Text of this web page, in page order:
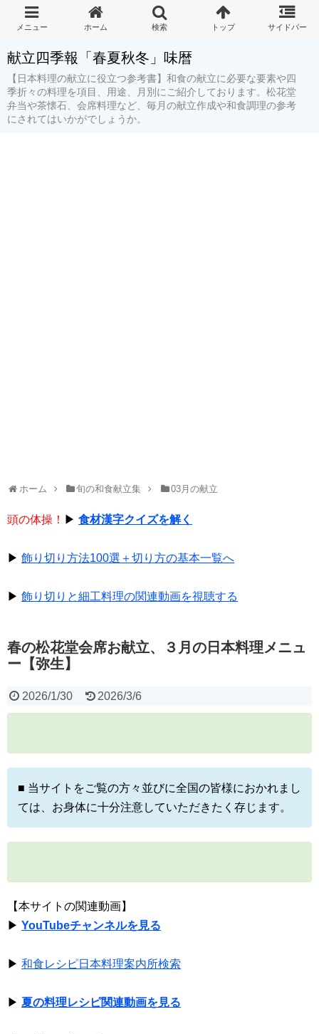
献立四季報「春夏秋冬」味暦
【日本料理の献立に役立つ参考書】和食の献立に必要な要素や四
季折々の料理を項目、用途、月別にご紹介しております。松花堂
弁当や茶懐石、会席料理など、毎月の献立作成や和食調理の参考
にされてはいかがでしょうか。
ホーム 旬の和食献立集 03月の献立
頭の体操！ ▶ 食材漢字クイズを解く
▶ 飾り切り方法100選＋切り方の基本一覧へ
▶ 飾り切りと細工料理の関連動画を視聴する
春の松花堂会席お献立、３月の日本料理メニュ
ー【弥生】
2026/1/30 2026/3/6
■ 当サイトをご覧の方々並びに全国の皆様におかれまし
ては、お身体に十分注意していただきたく存じます。
【本サイトの関連動画】
▶ YouTubeチャンネルを見る
▶ 和食レシピ日本料理案内所検索
▶ 夏の料理レシピ関連動画を見る